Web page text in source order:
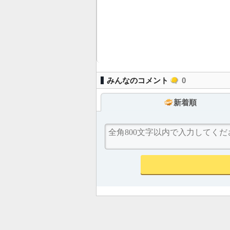
みんなのコメント 0
新着順